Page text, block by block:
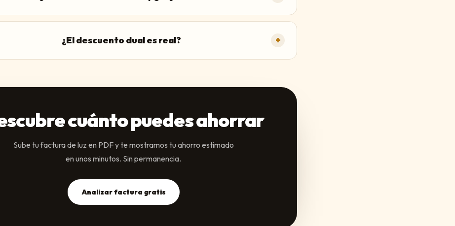
¿El descuento dual es real? +
cuánto puedes ahorrar
Sube tu factura de luz en PDF y te mostramos tu ahorro estimado
en unos minutos. Sin permanencia.
Analizar factura gratis